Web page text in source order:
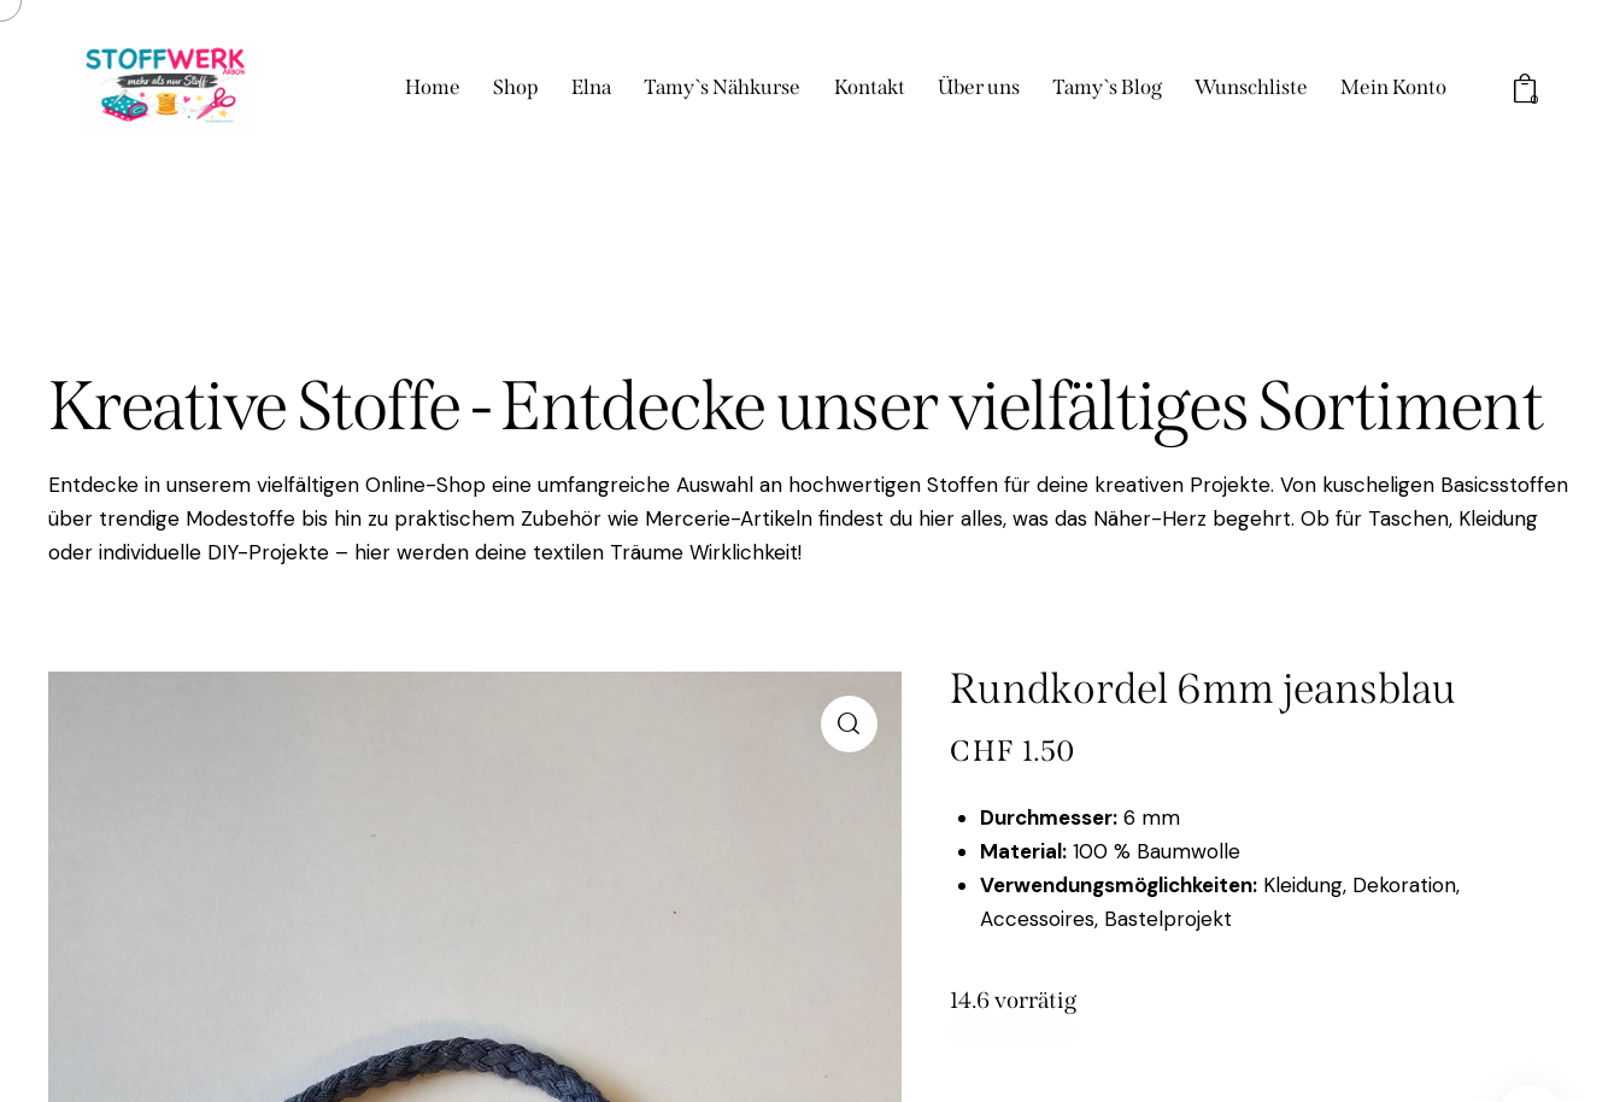
Home Shop Elna Tamy`s Nähkurse Kontakt Über uns Tamy`s Blog Wunschliste Mein Konto 0
Kreative Stoffe - Entdecke unser vielfältiges Sortiment
Entdecke in unserem vielfältigen Online-Shop eine umfangreiche Auswahl an hochwertigen Stoffen für deine kreativen Projekte. Von kuscheligen Basicsstoffen
über trendige Modestoffe bis hin zu praktischem Zubehör wie Mercerie-Artikeln findest du hier alles, was das Näher-Herz begehrt. Ob für Taschen, Kleidung
oder individuelle DIY-Projekte – hier werden deine textilen Träume Wirklichkeit!
Rundkordel 6mm jeansblau
CHF 1.50
Durchmesser: 6 mm
Material: 100 % Baumwolle
Verwendungsmöglichkeiten: Kleidung, Dekoration,
Accessoires, Bastelprojekt
14.6 vorrätig